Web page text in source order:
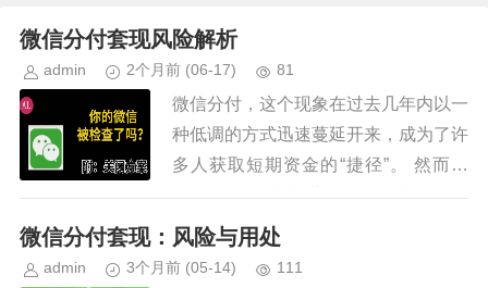
微信分付套现风险解析
admin 2个月前 (06-17) 81
微信分付，这个现象在过去几年内以一
种低调的方式迅速蔓延开来，成为了许
多人获取短期资金的“捷径”。 然而，
“能不能套现出来”这一问题，却引发了
持续且复杂的讨论。简单地说，技术上
微信分付套现：风险与用处
admin 3个月前 (05-14) 111